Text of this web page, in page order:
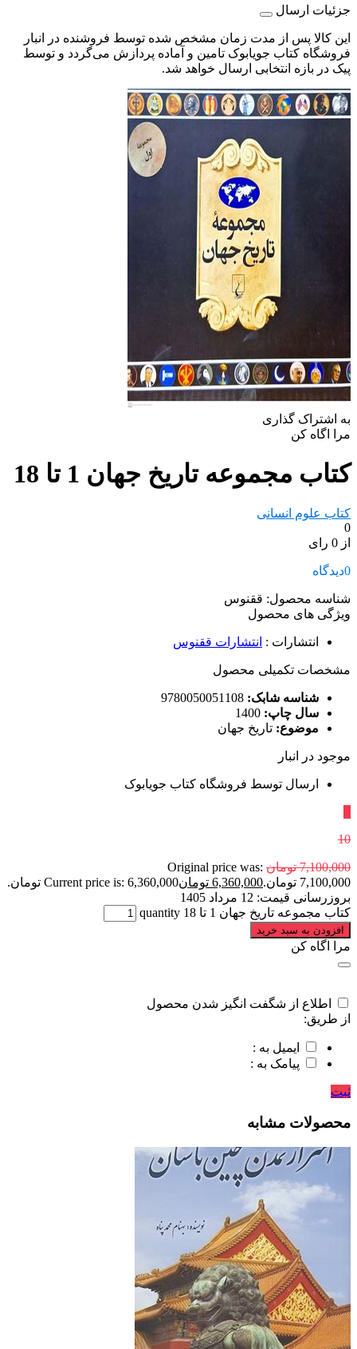
جزئیات ارسال
این کالا پس از مدت زمان مشخص شده توسط فروشنده در انبار
فروشگاه کتاب جویابوک تامین و آماده پردازش می‌گردد و توسط
پیک در بازه انتخابی ارسال خواهد شد.
به اشتراک گذاری
مرا اگاه کن
کتاب مجموعه تاریخ جهان 1 تا 18
کتاب علوم انسانی
0
از 0 رای
0دیدگاه
شناسه محصول: ققنوس
ویژگی های محصول
انتشارات : انتشارات ققنوس
مشخصات تکمیلی محصول
شناسه شابک:
سال چاپ:
موضوع: تاریخ جهان
موجود در انبار
ارسال توسط فروشگاه کتاب جویابوک
10
7,100,000 تومان Original price was:
7,100,000 تومان.
6,360,000 تومانCurrent price is: 6,360,000 تومان.
بروزرسانی قیمت: 12 مرداد 1405
کتاب مجموعه تاریخ جهان 1 تا 18 quantity
افزودن به سبد خرید
مرا اگاه کن
اطلاع از شگفت انگیز شدن محصول
از طریق:
ایمیل به :
پیامک به :
ثبت
محصولات مشابه